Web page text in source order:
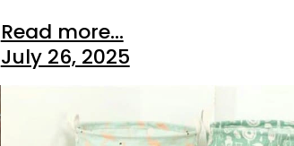
Read more...
July 26, 2025